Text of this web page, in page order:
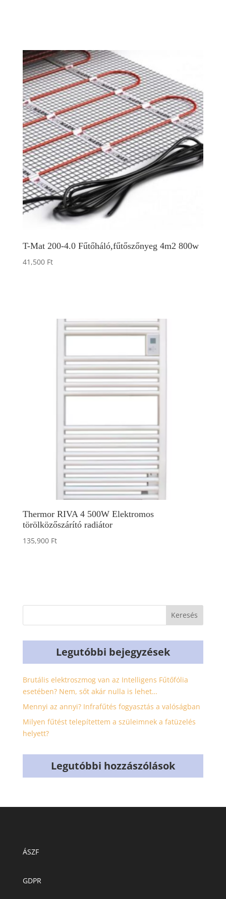
T-Mat 200-4.0 Fűtőháló,fűtőszőnyeg 4m2 800w
41,500 Ft
Thermor RIVA 4 500W Elektromos
törölközőszárító radiátor
135,900 Ft
Legutóbbi bejegyzések
Brutális elektroszmog van az Intelligens Fűtőfólia
esetében? Nem, sőt akár nulla is lehet…
Mennyi az annyi? Infrafűtés fogyasztás a valóságban
Milyen fűtést telepítettem a szüleimnek a fatüzelés
helyett?
Legutóbbi hozzászólások
ÁSZF
GDPR